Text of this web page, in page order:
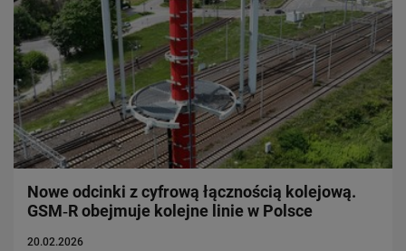
Nowe odcinki z cyfrową łącznością kolejową.
GSM‑R obejmuje kolejne linie w Polsce
20.02.2026